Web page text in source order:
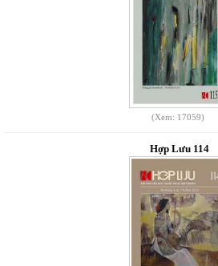
(Xem: 17059)
Hợp Lưu 114